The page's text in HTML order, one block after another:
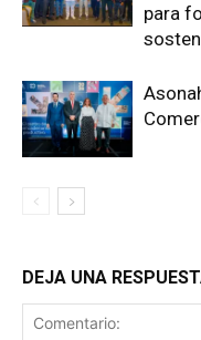
para
DEJA UNA